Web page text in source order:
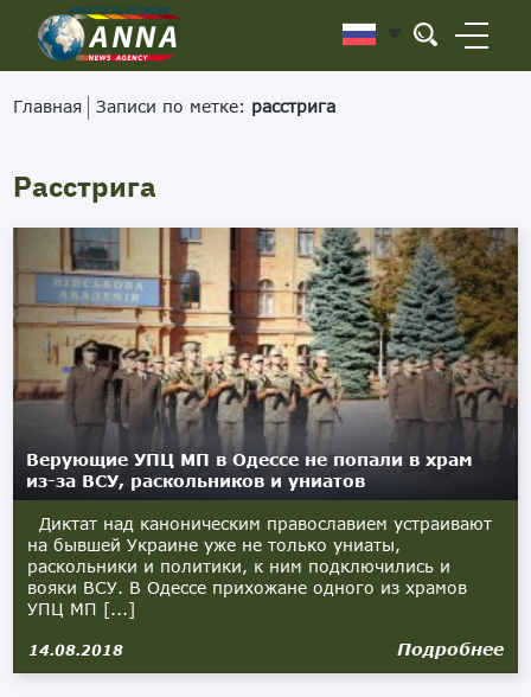
Главная Записи по метке: расстрига
Расстрига
Верующие УПЦ МП в Одессе не попали в храм
из-за ВСУ, раскольников и униатов
Диктат над каноническим православием устраивают
на бывшей Украине уже не только униаты,
раскольники и политики, к ним подключились и
вояки ВСУ. В Одессе прихожане одного из храмов
УПЦ МП [...]
14.08.2018 Подробнее